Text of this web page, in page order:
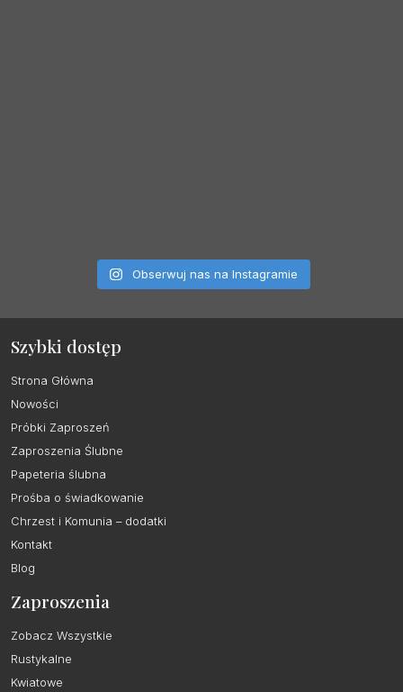
Obserwuj nas na Instagramie
Szybki dostęp
Strona Główna
Nowości
Próbki Zaproszeń
Zaproszenia Ślubne
Papeteria ślubna
Prośba o świadkowanie
Chrzest i Komunia – dodatki
Kontakt
Blog
Zaproszenia
Zobacz Wszystkie
Rustykalne
Kwiatowe